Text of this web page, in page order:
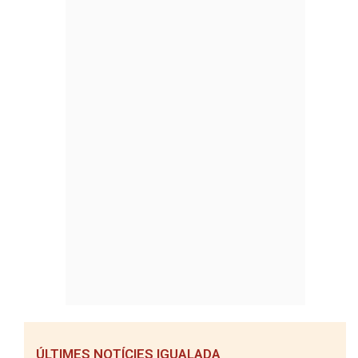
ÚLTIMES NOTÍCIES IGUALADA